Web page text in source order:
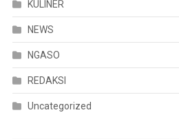
KULINER
NEWS
NGASO
REDAKSI
Uncategorized